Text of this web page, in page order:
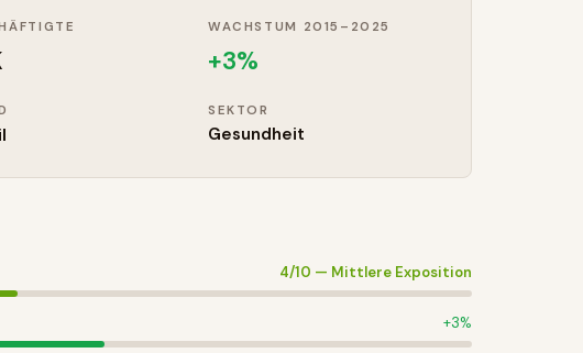
WACHSTUM 2015–2025
+3%
SEKTOR
Gesundheit
4/10 — Mittlere Exposition
+3%